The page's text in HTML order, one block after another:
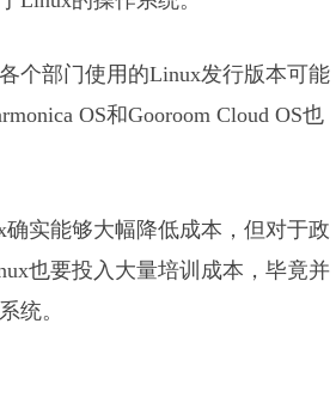
个部门使用的Linux发行版本可能
OS和Gooroom Cloud OS也
确实能够大幅降低成本，但对于政
也要投入大量培训成本，毕竟并
统。